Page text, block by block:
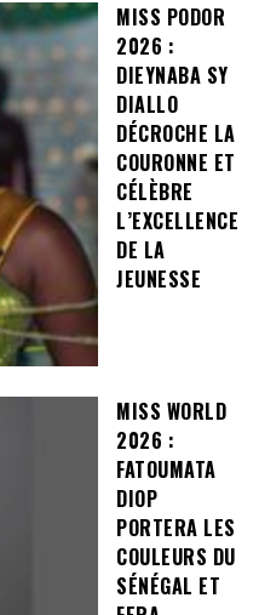
MISS PODOR
2026 :
DIEYNABA SY
DIALLO
DÉCROCHE LA
COURONNE ET
CÉLÈBRE
L’EXCELLENCE
DE LA
JEUNESSE
MISS WORLD
2026 :
FATOUMATA
DIOP
PORTERA LES
COULEURS DU
SÉNÉGAL ET